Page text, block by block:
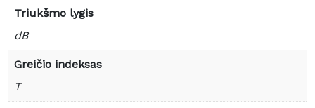
Triukšmo lygis
dB
Greičio indeksas
T